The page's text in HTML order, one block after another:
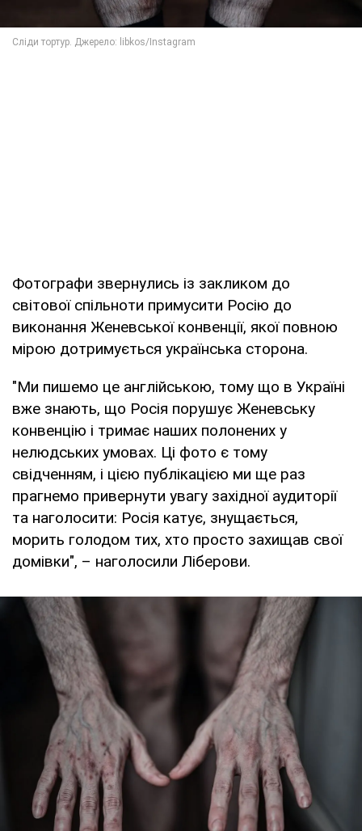
Фотографи звернулись із закликом до
світової спільноти примусити Росію до
виконання Женевської конвенції, якої повною
мірою дотримується українська сторона.
"Ми пишемо це англійською, тому що в Україні
вже знають, що Росія порушує Женевську
конвенцію і тримає наших полонених у
нелюдських умовах. Ці фото є тому
свідченням, і цією публікацією ми ще раз
прагнемо привернути увагу західної аудиторії
та наголосити: Росія катує, знущається,
морить голодом тих, хто просто захищав свої
домівки", – наголосили Ліберови.